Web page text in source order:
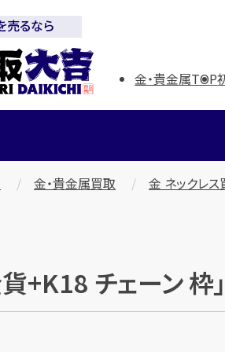
売るなら
金・貴金属TOP
金・貴金属買取 金 ネックレ
+K18 チェーン